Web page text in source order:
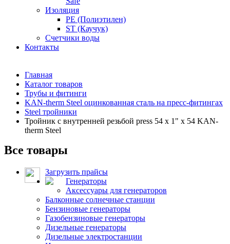
Изоляция
PE (Полиэтилен)
ST (Каучук)
Счетчики воды
Контакты
Главная
Каталог товаров
Трубы и фитинги
KAN-therm Steel оцинкованная сталь на пресс-фитингах
Steel тройники
Тройник с внутренней резьбой press 54 x 1" x 54 KAN-
therm Steel
Все товары
Загрузить прайсы
Генераторы
Аксессуары для генераторов
Балконные солнечные станции
Бензиновые генераторы
Газобензиновые генераторы
Дизельные генераторы
Дизельные электростанции